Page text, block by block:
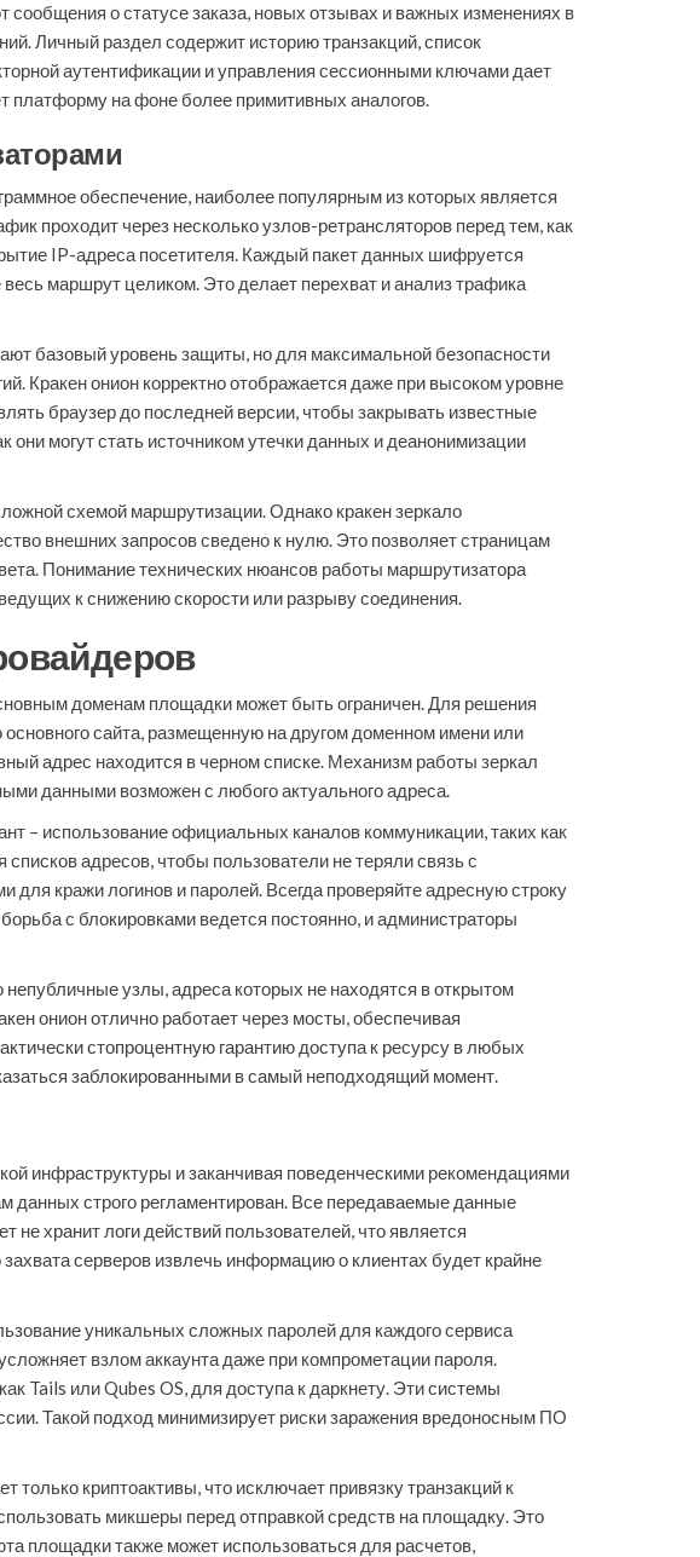
о статусе заказа, новых отзывах и важных изменениях в
Личный раздел содержит историю транзакций, список
аутентификации и управления сессионными ключами дает
платформу на фоне более примитивных аналогов.
обеспечение, наиболее популярным из которых является
проходит через несколько узлов-ретрансляторов перед тем, как
IP-адреса посетителя. Каждый пакет данных шифруется
маршрут целиком. Это делает перехват и анализ трафика
базовый уровень защиты, но для максимальной безопасности
Кракен онион корректно отображается даже при высоком уровне
браузер до последней версии, чтобы закрывать известные
могут стать источником утечки данных и деанонимизации
схемой маршрутизации. Однако кракен зеркало
внешних запросов сведено к нулю. Это позволяет страницам
Понимание технических нюансов работы маршрутизатора
к снижению скорости или разрыву соединения.
доменам площадки может быть ограничен. Для решения
сайта, размещенную на другом доменном имени или
адрес находится в черном списке. Механизм работы зеркал
данными возможен с любого актуального адреса.
– использование официальных каналов коммуникации, таких как
адресов, чтобы пользователи не теряли связь с
кражи логинов и паролей. Всегда проверяйте адресную строку
с блокировками ведется постоянно, и администраторы
узлы, адреса которых не находятся в открытом
онион отлично работает через мосты, обеспечивая
стопроцентную гарантию доступа к ресурсу в любых
заблокированными в самый неподходящий момент.
инфраструктуры и заканчивая поведенческими рекомендациями
данных строго регламентирован. Все передаваемые данные
хранит логи действий пользователей, что является
серверов извлечь информацию о клиентах будет крайне
уникальных сложных паролей для каждого сервиса
взлом аккаунта даже при компрометации пароля.
Tails или Qubes OS, для доступа к даркнету. Эти системы
Такой подход минимизирует риски заражения вредоносным ПО
криптоактивы, что исключает привязку транзакций к
микшеры перед отправкой средств на площадку. Это
площадки также может использоваться для расчетов,